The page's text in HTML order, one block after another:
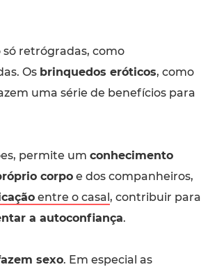
só retrógradas, como
Os brinquedos eróticos, como
uma série de benefícios para
permite um conhecimento
corpoe dos companheiros,
entre o casal, contribuir para
a autoconfiança.
sexo. Em especial as